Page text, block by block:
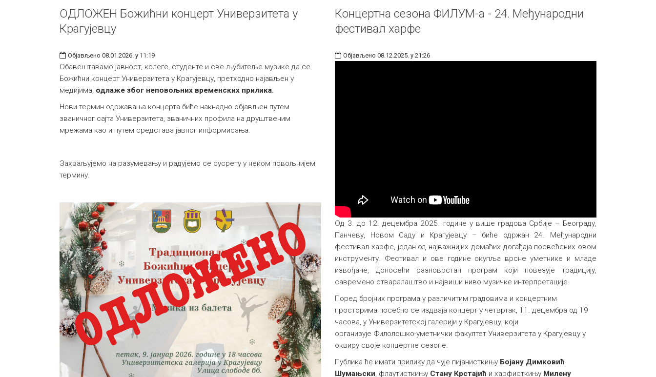
ОДЛОЖЕН Божићни концерт Универзитета у
Крагујевцу
Објављено 08.01.2026. у 11:19
Обавештавамо јавност, колеге, студенте и све љубитеље музике да се
Божићни концерт Универзитета у Крагујевцу, претходно најављен у
медијима, одлаже због неповољних временских прилика.
Нови термин одржавања концерта биће накнадно објављен путем
званичног сајта Универзитета, званичних профила на друштвеним
мрежама као и путем средстава јавног информисања.
Захваљујемо на разумевању и радујемо се сусрету у неком повољнијем
термину.
Концертна сезона ФИЛУМ-а - 24. Међународни
фестивал харфе
Објављено 08.12.2025. у 21:26
Од 3. до 12. децембра 2025. године у више градова Србије – Београду,
Панчеву, Новом Саду и Крагујевцу – биће одржан 24. Међународни
фестивал харфе, један од најважнијих домаћих догађаја посвећених овом
инструменту. Фестивал и ове године окупља врсне уметнике и младе
извођаче, доносећи разноврстан програм који повезује традицију,
савремено стваралаштво и највиши ниво музичке интерпретације.
Поред бројних програма у различитим градовима и концертним
просторима посебно се издваја концерт у четвртак, 11. децембра од 19
часова, у Универзитетској галерији у Крагујевцу, који
организује Филолошко-уметнички факултет Универзитета у Крагујевцу у
оквиру своје концертне сезоне.
Публика ће имати прилику да чује пијанисткињу Бојану Димковић
Шумањски, флаутисткињу Стану Крстајић и харфисткињу Милену